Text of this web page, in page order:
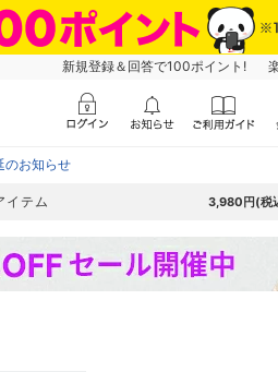
新規登録＆回答で100ポイント!
のお知らせ
イテム 3,980円(税